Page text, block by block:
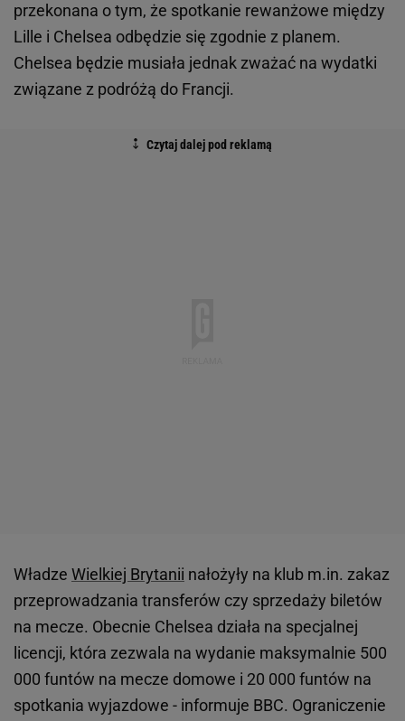
przekonana o tym, że spotkanie rewanżowe między
Lille i Chelsea odbędzie się zgodnie z planem.
Chelsea będzie musiała jednak zważać na wydatki
związane z podróżą do Francji.
Władze Wielkiej Brytanii nałożyły na klub m.in. zakaz
przeprowadzania transferów czy sprzedaży biletów
na mecze. Obecnie Chelsea działa na specjalnej
licencji, która zezwala na wydanie maksymalnie 500
000 funtów na mecze domowe i 20 000 funtów na
spotkania wyjazdowe - informuje BBC. Ograniczenie